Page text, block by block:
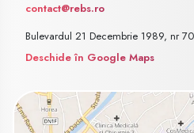
contact@rebs.ro
Bulevardul 21 Decembrie 1989, nr 70
Deschide în Google Maps